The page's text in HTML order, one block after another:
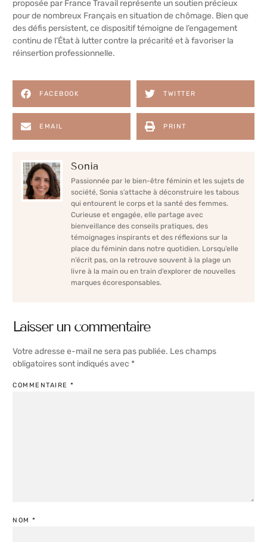
proposée par France Travail représente un soutien précieux
pour de nombreux Français en situation de chômage. Bien que
des défis persistent, ce dispositif témoigne de l’engagement
continu de l’État à lutter contre la précarité et à favoriser la
réinsertion professionnelle.
FACEBOOK TWITTER
EMAIL PRINT
Sonia
Passionnée par le bien-être féminin et les sujets de
société, Sonia s’attache à déconstruire les tabous
qui entourent le corps et la santé des femmes.
Curieuse et engagée, elle partage avec
bienveillance des conseils pratiques, des
témoignages inspirants et des réflexions sur la
place du féminin dans notre quotidien. Lorsqu’elle
n’écrit pas, on la retrouve souvent à la plage un
livre à la main ou en train d’explorer de nouvelles
marques écoresponsables.
Laisser un commentaire
Votre adresse e-mail ne sera pas publiée. Les champs
obligatoires sont indiqués avec *
COMMENTAIRE *
NOM *